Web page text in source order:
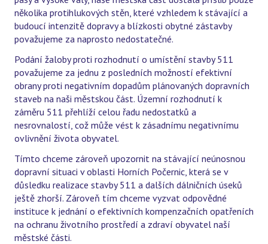
několika protihlukových stěn, které vzhledem k stávající a
budoucí intenzitě dopravy a blízkosti obytné zástavby
považujeme za naprosto nedostatečné.
Podání žaloby proti rozhodnutí o umístění stavby 511
považujeme za jednu z posledních možností efektivní
obrany proti negativním dopadům plánovaných dopravních
staveb na naši městskou část. Územní rozhodnutí k
záměru 511 přehlíží celou řadu nedostatků a
nesrovnalostí, což může vést k zásadnímu negativnímu
ovlivnění života obyvatel.
Tímto chceme zároveň upozornit na stávající neúnosnou
dopravní situaci v oblasti Horních Počernic, která se v
důsledku realizace stavby 511 a dalších dálničních úseků
ještě zhorší. Zároveň tím chceme vyzvat odpovědné
instituce k jednání o efektivních kompenzačních opatřeních
na ochranu životního prostředí a zdraví obyvatel naší
městské části.